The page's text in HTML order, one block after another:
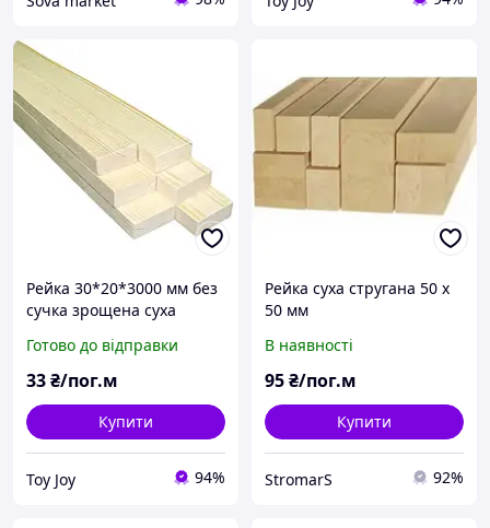
Рейка 30*20*3000 мм без
сучка зрощена суха
порода дерева-смерека
Готово до відправки
33₴/пог.м
Купити
Toy Joy 94%
Рейка суха стругана 50 х
50 мм
В наявності
95₴/пог.м
Купити
StromarS 92%